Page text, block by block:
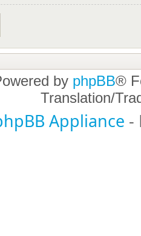
by phpBB®
Translation/
Appliance -